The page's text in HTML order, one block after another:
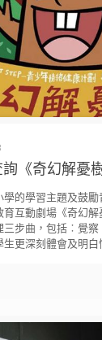
《奇幻解憂
的學習主題及鼓勵
育互動劇場《奇幻
三步曲，包括︰覺
生更深刻體會及明白